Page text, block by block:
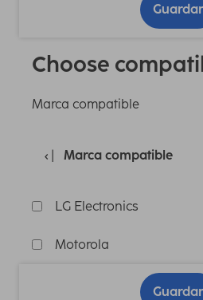
Guardar
Choose
Marca compatible
Marca compatible
LG Electronics
Motorola
Guardar